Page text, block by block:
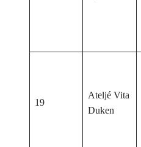
19
Ateljé Vita
Duken